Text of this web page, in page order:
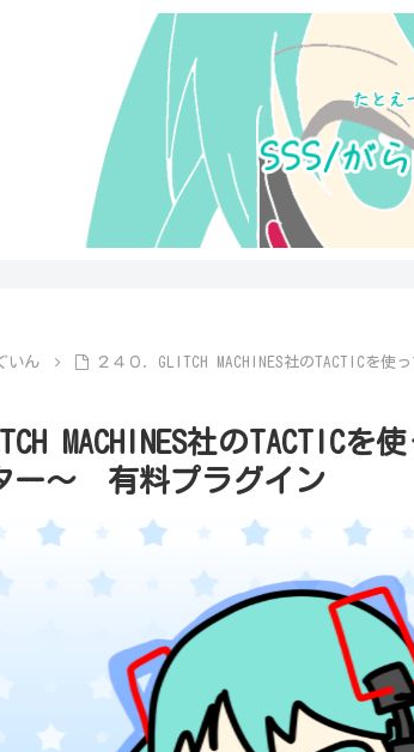
いん
２４０．GLITCH MACHINES社のTACTIC
MACHINES社のTACTIC
ー～ 有料プラグイン